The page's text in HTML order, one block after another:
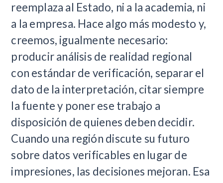
reemplaza al Estado, ni a la academia, ni
a la empresa. Hace algo más modesto y,
creemos, igualmente necesario:
producir análisis de realidad regional
con estándar de verificación, separar el
dato de la interpretación, citar siempre
la fuente y poner ese trabajo a
disposición de quienes deben decidir.
Cuando una región discute su futuro
sobre datos verificables en lugar de
impresiones, las decisiones mejoran. Esa